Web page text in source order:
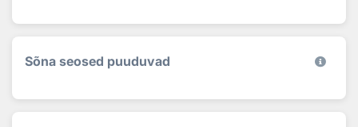
Sõna seosed puuduvad